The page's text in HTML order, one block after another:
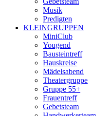
Musik
Predigten
KLEINGRUPPEN
MiniClub
Yougend
Bausteintreff
Hauskreise
Mädelsabend
Theatergruppe
Gruppe 55+
Frauentreff
Gebetsteam